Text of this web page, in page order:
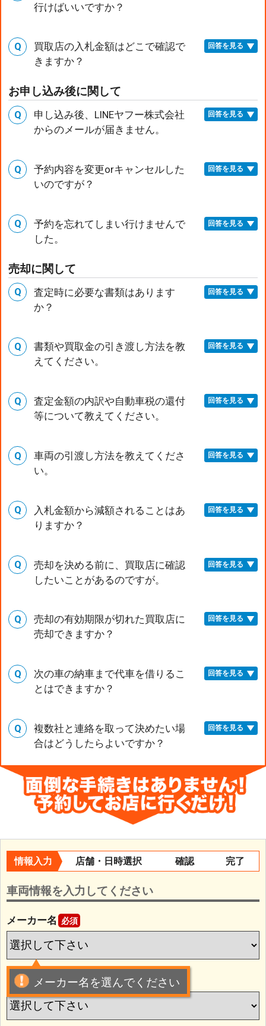
行けばいいですか？
買取店の入札金額はどこで確認で
きますか？
回答を見る
お申し込み後に関して
申し込み後、LINEヤフー株式会社
からのメールが届きません。
回答を見る
予約内容を変更orキャンセルした
いのですが？
回答を見る
予約を忘れてしまい行けませんで
した。
回答を見る
売却に関して
査定時に必要な書類はあります
か？
回答を見る
書類や買取金の引き渡し方法を教
えてください。
回答を見る
査定金額の内訳や自動車税の還付
等について教えてください。
回答を見る
車両の引渡し方法を教えてくださ
い。
回答を見る
入札金額から減額されることはあ
りますか？
回答を見る
売却を決める前に、買取店に確認
したいことがあるのですが。
回答を見る
売却の有効期限が切れた買取店に
売却できますか？
回答を見る
次の車の納車まで代車を借りるこ
とはできますか？
回答を見る
複数社と連絡を取って決めたい場
合はどうしたらよいですか？
回答を見る
情報入力 店舗・日時選択 確認 完了
車両情報を入力してください
メーカー名 必須
メーカー名を選んでください
車種名 必須